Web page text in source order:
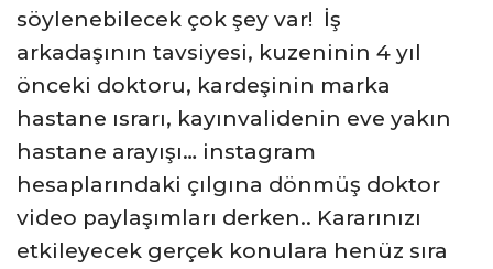
söylenebilecek çok şey var! İş
arkadaşının tavsiyesi, kuzeninin 4 yıl
önceki doktoru, kardeşinin marka
hastane ısrarı, kayınvalidenin eve yakın
hastane arayışı… instagram
hesaplarındaki çılgına dönmüş doktor
video paylaşımları derken.. Kararınızı
etkileyecek gerçek konulara henüz sıra